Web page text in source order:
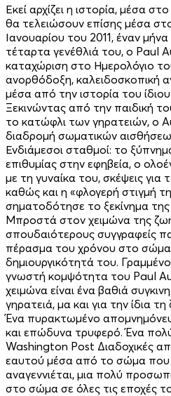
Εκεί αρχίζει η ιστορία, μέσα
θα τελειώσουν επίσης μέσα
Ιανουαρίου του 2011, έναν
τέταρτα γενέθλιά του, ο Paul
καταχώριση στο Ημερολόγιο
ανορθόδοξη, καλειδοσκοπική
μέσα από την ιστορία του
Ξεκινώντας από την παιδική
το κατώφλι των γηρατειών, ο
διαδρομή σωματικών
Ενδιάμεσοι σταθμοί: το
επιθυμίας στην εφηβεία, ο
με τη γυναίκα του, σκέψεις
καθώς και η «φλογερή στιγμή
σηματοδότησε το ξεκίνημα
Μπροστά στον χειμώνα της
σπουδαιότερους συγγραφείς
πέρασμα του χρόνου στο
δημιουργικότητά του.
γνωστή κομψότητα του Paul
χειμώνα είναι ένα βαθιά
γηρατειά, μα και για την ίδια
Ένα πυρακτωμένο
και επώδυνα τρυφερό. Ένα
Washington Post Διαδοχικές
εαυτού μέσα από το σώμα που
αναγεννιέται, μια πολύ
στο σώμα σε όλες τις εποχές